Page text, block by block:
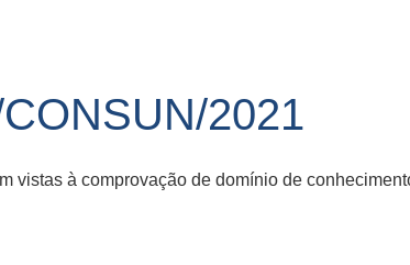
2021
vistas à comprovação de domínio de